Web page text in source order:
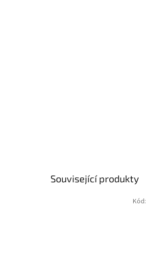
Související produkty
Kód: